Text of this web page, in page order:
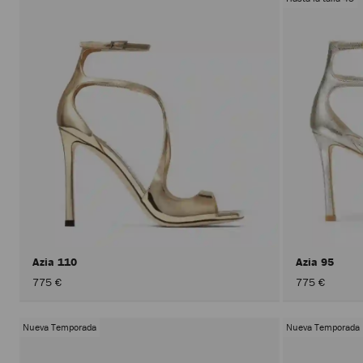
Azia 110
775 €
Azia 95
775 €
Nueva Temporada Nueva Temporada